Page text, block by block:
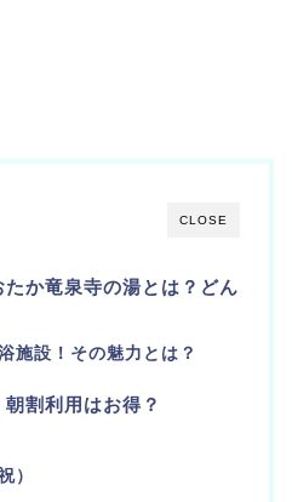
CLOSE
たか竜泉寺の湯とは？どん
施設！その魅力とは？
割利用はお得？
）